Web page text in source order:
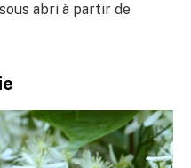
abri à partir de